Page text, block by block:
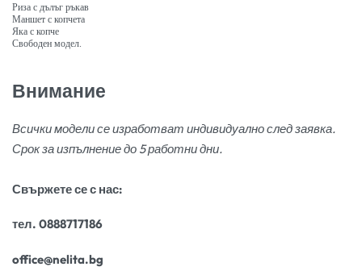
Риза с дълъг ръкав
Маншет с копчета
Яка с копче
Свободен модел.
Внимание
Всички модели се изработват индивидуално след заявка.
Срок за изпълнение до 5 работни дни.
Свържете се с нас:
тел. 0888717186
office@nelita.bg